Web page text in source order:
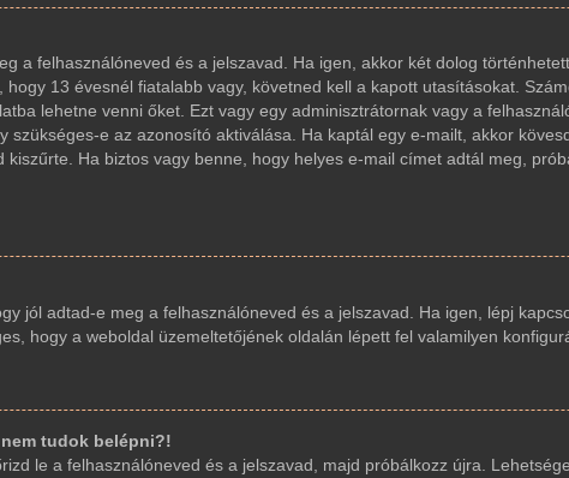
a felhasználóneved és a jelszavad. Ha igen, akkor két dolog
13 évesnél fiatalabb vagy, követned kell a kapott utasításokat.
lehetne venni őket. Ezt vagy egy adminisztrátornak vagy a
szükséges-e az azonosító aktiválása. Ha kaptál egy e-mailt, akkor
Ha biztos vagy benne, hogy helyes e-mail címet adtál meg,
jól adtad-e meg a felhasználóneved és a jelszavad. Ha igen, lépj
hogy a weboldal üzemeltetőjének oldalán lépett fel valamilyen
tudok belépni?!
le a felhasználóneved és a jelszavad, majd próbálkozz újra.